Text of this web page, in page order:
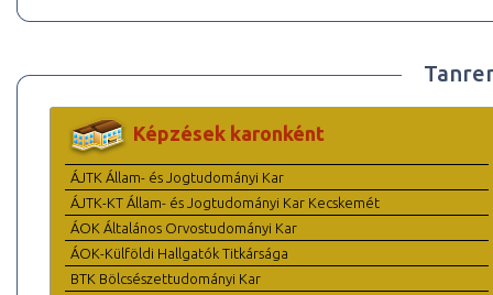
Képzések karonként
ÁJTK Állam- és Jogtudományi Kar
ÁJTK-KT Állam- és Jogtudományi Kar Kecskemét
ÁOK Általános Orvostudományi Kar
ÁOK-Külföldi Hallgatók Titkársága
BTK Bölcsészettudományi Kar